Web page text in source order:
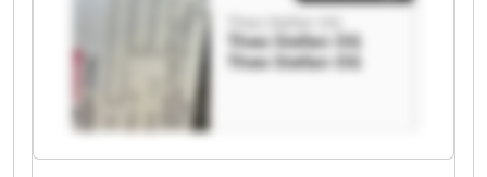
Theo Stefan OG
Theo Stefan OG
Theo Stefan OG